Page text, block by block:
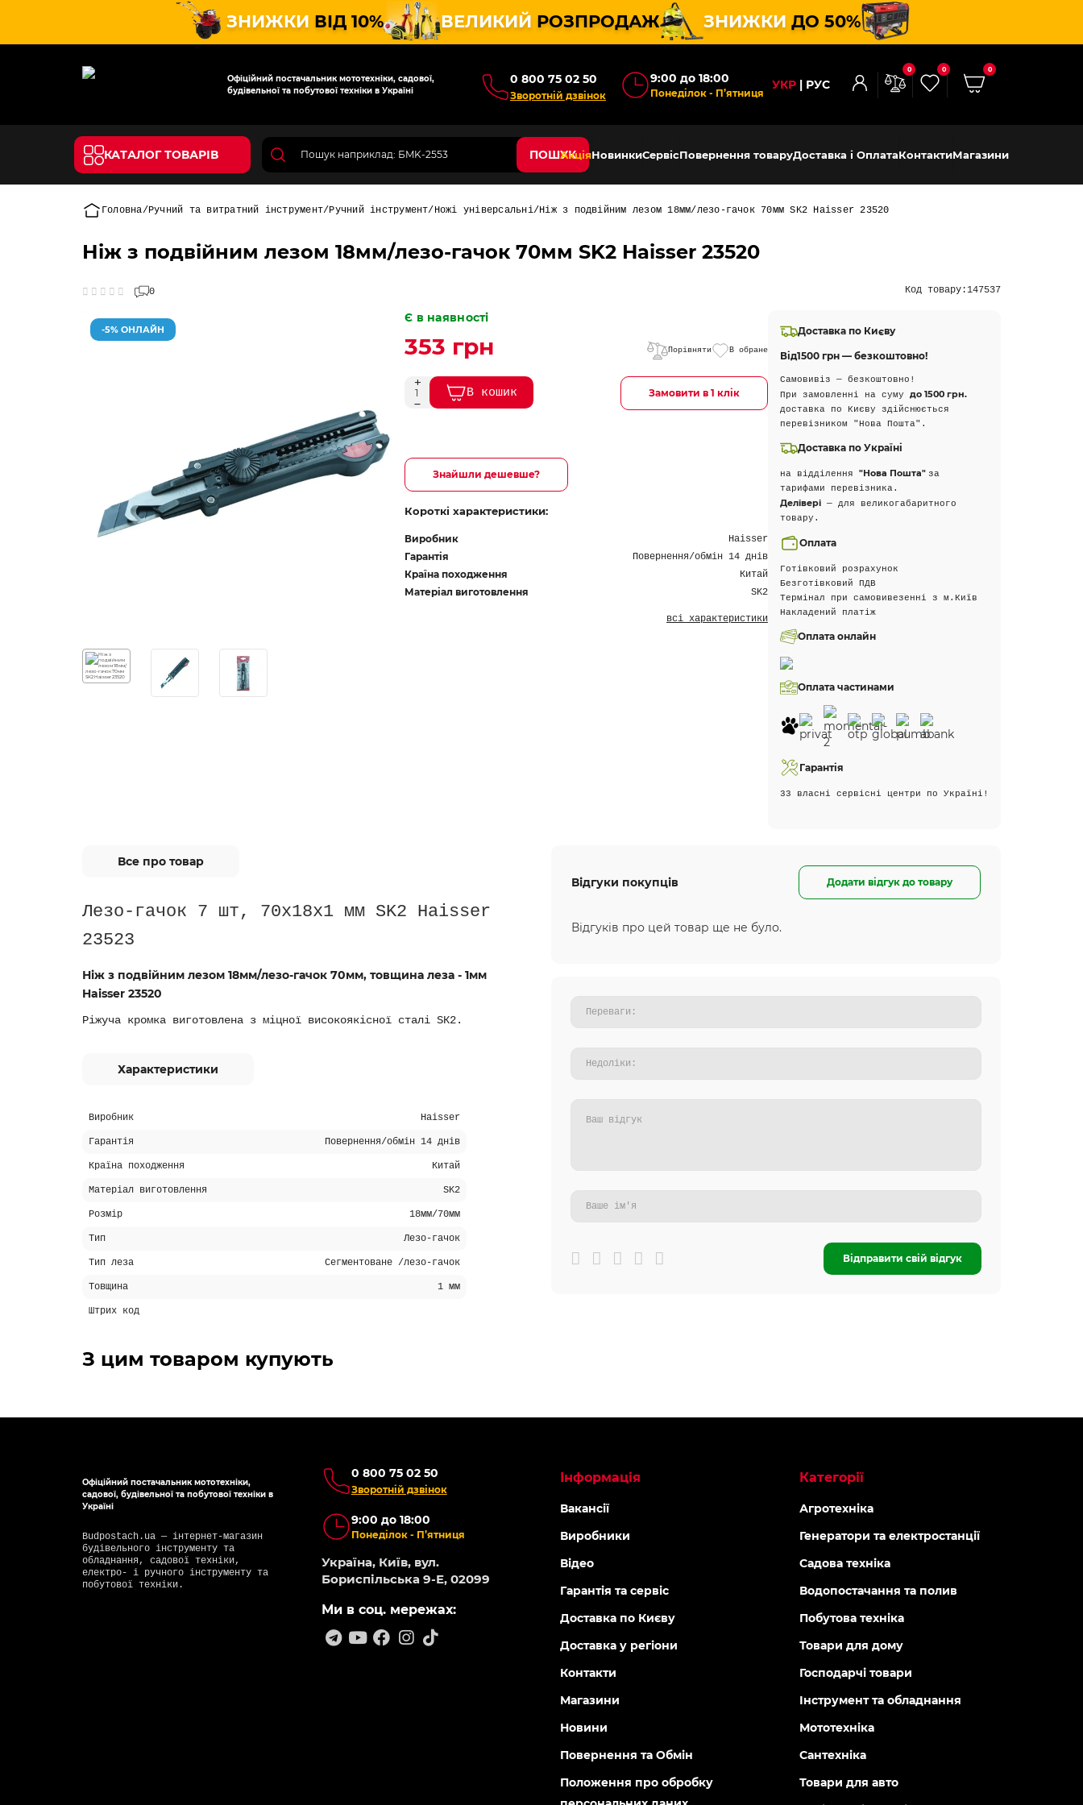
ЗНИЖКИ ВІД 10% ВЕЛИКИЙ РОЗПРОДАЖ ЗНИЖКИ ДО 50%
Офіційний постачальник мототехніки, садової,
будівельної та побутової техніки в Україні
0 800 75 02 50
Зворотній дзвінок
9:00 до 18:00
Понеділок - П’ятниця
УКР РУС
0 0 0
КАТАЛОГ ТОВАРІВ ПОШУКАкціяНовинкиСервісПовернення товаруДоставка і ОплатаКонтактиМагазини
Головна Ручний та витратний інструмент Ручний інструмент Ножі універсальні Ніж з подвійним лезом 18мм/лезо-гачок 70мм SK2 Haisser 23520
Ніж з подвійним лезом 18мм/лезо-гачок 70мм SK2 Haisser 23520
0 Код товару:147537
-5% ОНЛАЙН
Є в наявності
353 грн Порівняти В обране
В кошик Замовити в 1 клік
Знайшли дешевше?
Короткі характеристики:
Виробник Haisser
Гарантія Повернення/обмін 14 днів
Країна походження Китай
Матеріал виготовлення SK2
всі характеристики
Доставка по Києву
Від1500 грн — безкоштовно!
Самовивіз — безкоштовно!
При замовленні на суму до 1500 грн.
доставка по Києву здійснюється
перевізником "Нова Пошта".
Доставка по Україні
на відділення "Нова Пошта" за
тарифами перевізника.
Делівері— для великогабаритного
товару.
Оплата
Готівковий розрахунок
Безготівковий ПДВ
Термінал при самовивезенні з м.Київ
Накладений платіж
Оплата онлайн
Оплата частинами
Гарантія
33 власні сервісні центри по Україні!
Все про товар
Лезо-гачок 7 шт, 70х18х1 мм SK2 Haisser
23523
Ніж з подвійним лезом 18мм/лезо-гачок 70мм, товщина леза - 1мм
Haisser 23520
Ріжуча кромка виготовлена з міцної високоякісної сталі SК2.
Характеристики
Виробник Haisser
Гарантія Повернення/обмін 14 днів
Країна походження Китай
Матеріал виготовлення SK2
Розмір 18мм/70мм
Тип Лезо-гачок
Тип леза Сегментоване /лезо-гачок
Товщина 1 мм
Штрих код
Відгуки покупців Додати відгук до товару
Відгуків про цей товар ще не було.
Відправити свій відгук
З цим товаром купують
Офіційний постачальник мототехніки,
садової, будівельної та побутової техніки в
Україні
Budpostach.ua — інтернет-магазин
будівельного інструменту та
обладнання, садової техніки,
електро- і ручного інструменту та
побутової техніки.
0 800 75 02 50
Зворотній дзвінок
9:00 до 18:00
Понеділок - П’ятниця
Україна, Київ, вул.
Бориспільська 9-Е, 02099
Ми в соц. мережах:
Інформація
Вакансії
Виробники
Відео
Гарантія та сервіс
Доставка по Києву
Доставка у регіони
Контакти
Магазини
Новини
Повернення та Обмін
Положення про обробку
Категорії
Агротехніка
Генератори та електростанції
Садова техніка
Водопостачання та полив
Побутова техніка
Товари для дому
Господарчі товари
Інструмент та обладнання
Мототехніка
Сантехніка
Товари для авто